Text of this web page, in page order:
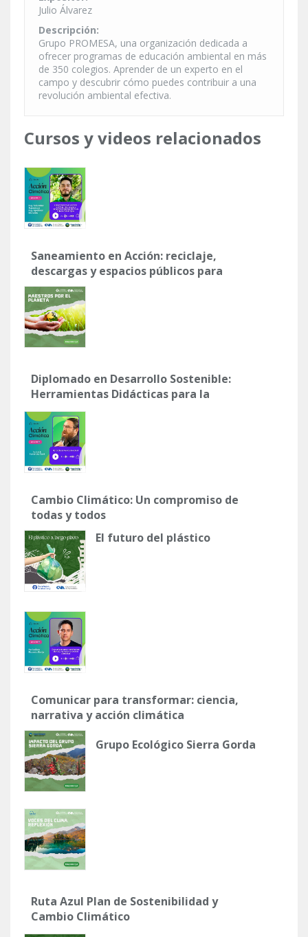
Julio Álvarez
Descripción:
Grupo PROMESA, una organización dedicada a
ofrecer programas de educación ambiental en más
de 350 colegios. Aprender de un experto en el
campo y descubrir cómo puedes contribuir a una
revolución ambiental efectiva.
Cursos y videos relacionados
Saneamiento en Acción: reciclaje,
descargas y espacios públicos para
un futuro más limpio
Diplomado en Desarrollo Sostenible:
Herramientas Didácticas para la
Acción Climática
Cambio Climático: Un compromiso de
todas y todos
El futuro del plástico
Comunicar para transformar: ciencia,
narrativa y acción climática
Grupo Ecológico Sierra Gorda
Ruta Azul Plan de Sostenibilidad y
Cambio Climático